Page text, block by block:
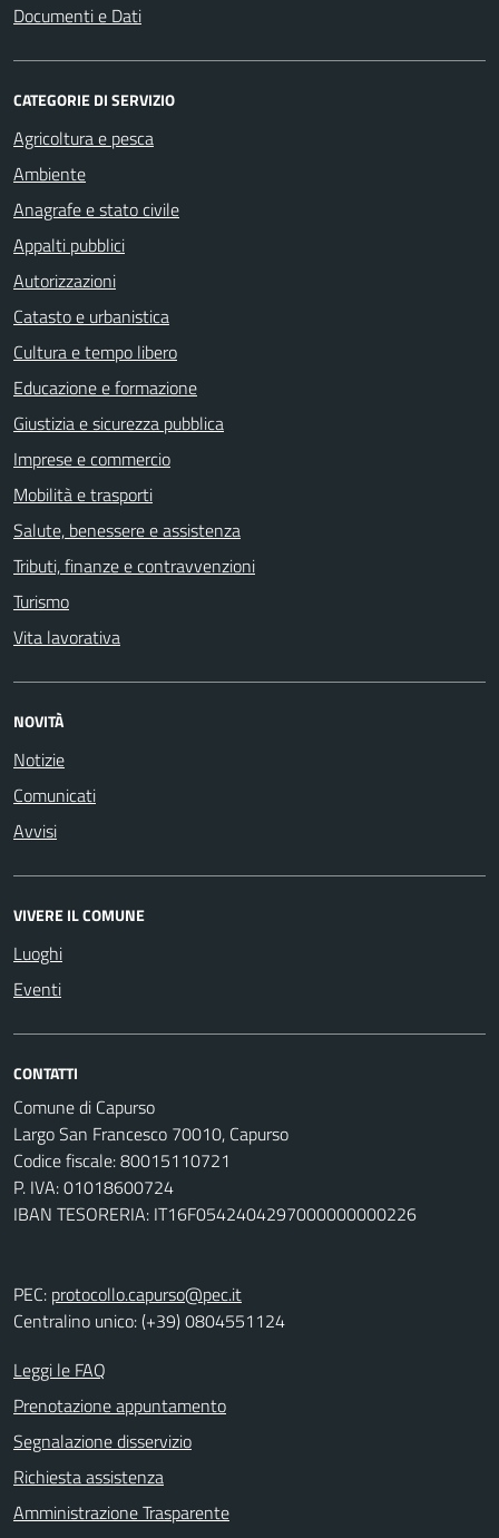
Documenti e Dati
CATEGORIE DI SERVIZIO
Agricoltura e pesca
Ambiente
Anagrafe e stato civile
Appalti pubblici
Autorizzazioni
Catasto e urbanistica
Cultura e tempo libero
Educazione e formazione
Giustizia e sicurezza pubblica
Imprese e commercio
Mobilità e trasporti
Salute, benessere e assistenza
Tributi, finanze e contravvenzioni
Turismo
Vita lavorativa
NOVITÀ
Notizie
Comunicati
Avvisi
VIVERE IL COMUNE
Luoghi
Eventi
CONTATTI
Comune di Capurso
Largo San Francesco 70010, Capurso
Codice fiscale: 80015110721
P. IVA: 01018600724
IBAN TESORERIA: IT16F0542404297000000000226
PEC: protocollo.capurso@pec.it
Centralino unico: (+39) 0804551124
Leggi le FAQ
Prenotazione appuntamento
Segnalazione disservizio
Richiesta assistenza
Amministrazione Trasparente